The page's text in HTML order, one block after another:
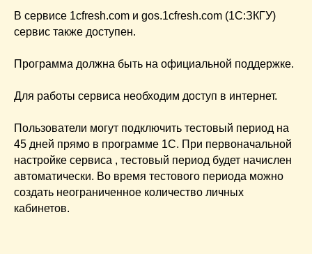
В сервисе 1cfresh.com и gos.1cfresh.com (1С:ЗКГУ)
сервис также доступен.
Программа должна быть на официальной поддержке.
Для работы сервиса необходим доступ в интернет.
Пользователи могут подключить тестовый период на
45 дней прямо в программе 1С. При первоначальной
настройке сервиса , тестовый период будет начислен
автоматически. Во время тестового периода можно
создать неограниченное количество личных
кабинетов.